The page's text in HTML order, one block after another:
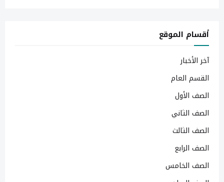
أقسام الموقع
آخر الأخبار
القسم العام
الصف الأول
الصف الثاني
الصف الثالث
الصف الرابع
الصف الخامس